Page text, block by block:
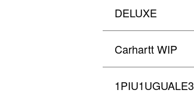
DELUXE
Carhartt WIP
1PIU1UGUALE3